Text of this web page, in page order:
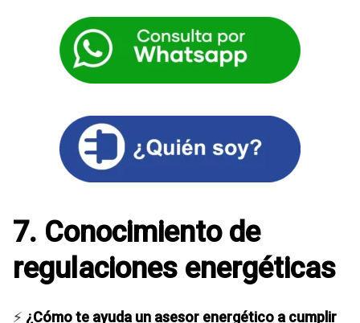
7. Conocimiento de
regulaciones energéticas
⚡ ¿Cómo te ayuda un asesor energético a cumplir